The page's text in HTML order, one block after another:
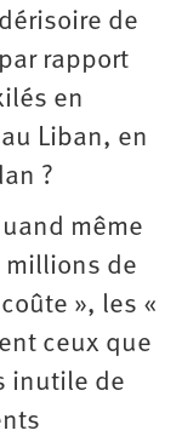
de
rapport
en
Liban, en
?
même
millions de
», les «
ceux que
inutile de